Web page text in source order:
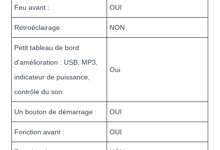
Feu avant : OUI
Rétroéclairage : NON
Petit tableau de bord
d'amélioration : USB, MP3,
indicateur de puissance,
contrôle du son
Oui
Un bouton de démarrage : OUI
Fonction avant : OUI